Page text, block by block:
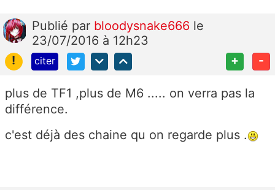
Publié par bloodysnake666 le
23/07/2016 à 12h23
!
citer + -
plus de TF1 ,plus de M6 ..... on verra pas la
différence.
c'est déjà des chaine qu on regarde plus .